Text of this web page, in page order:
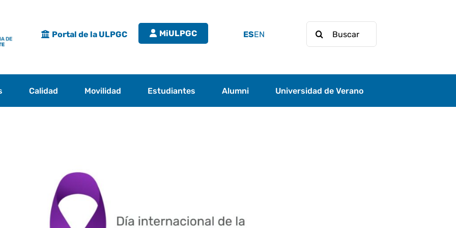
Portal de la ULPGC MiULPGC EN
ES
Calidad Movilidad Estudiantes Alumni Universidad de Verano